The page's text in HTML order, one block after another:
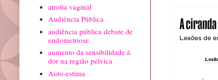
atrofia vaginal
Audiência Pública
audiência pública debate de
endometriose
aumento da sensibilidade à
dor na região pélvica
Auto-estima